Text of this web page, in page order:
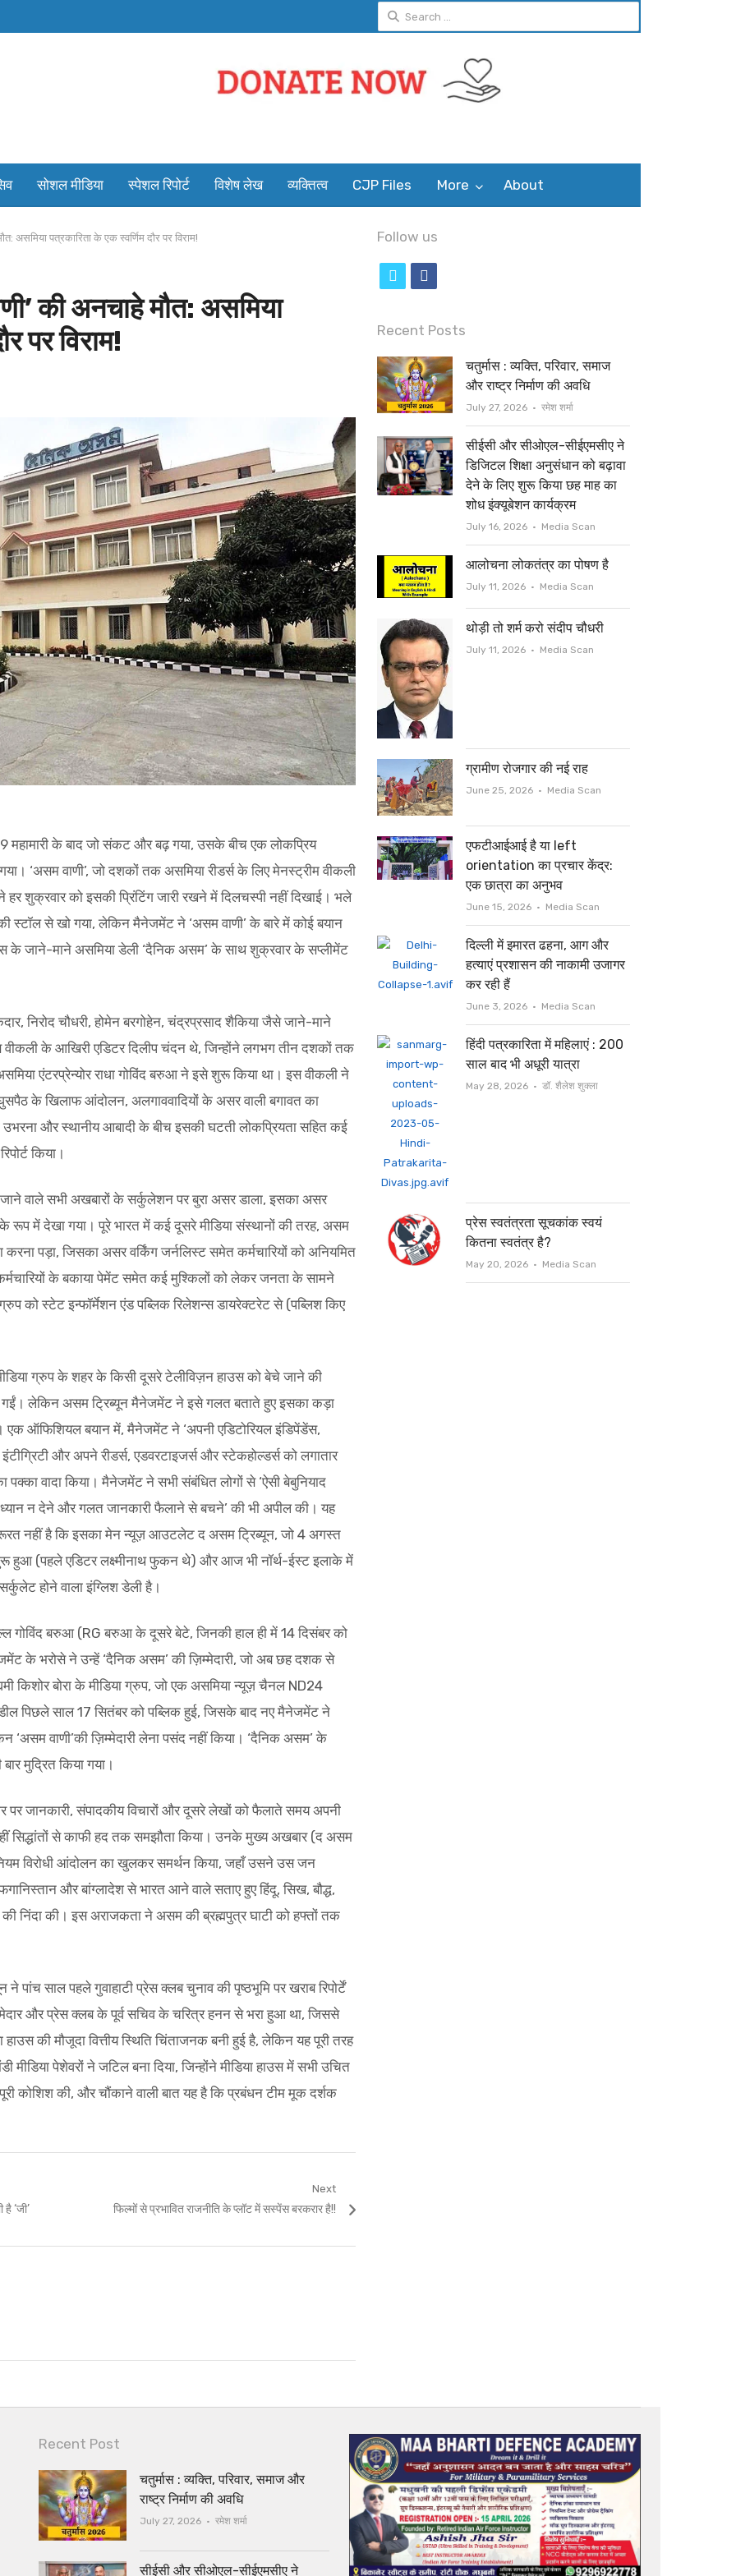
Search
for:
सोशल मीडिया स्पेशल रिपोर्ट विशेष लेख व्यक्तित्व CJP Files More About
असमिया पत्रकारिता के एक स्वर्णिम दौर पर विराम!
की अनचाहे मौत: असमिया
पर विराम!
महामारी के बाद जो संकट और बढ़ गया, उसके बीच एक लोकप्रिय
‘असम वाणी’, जो दशकों तक असमिया रीडर्स के लिए मेनस्ट्रीम वीकली
शुक्रवार को इसकी प्रिंटिंग जारी रखने में दिलचस्पी नहीं दिखाई। भले
स्टॉल से खो गया, लेकिन मैनेजमेंट ने ‘असम वाणी’ के बारे में कोई बयान
के जाने-माने असमिया डेली ‘दैनिक असम’ के साथ शुक्रवार के सप्लीमेंट
निरोद चौधरी, होमेन बरगोहेन, चंद्रप्रसाद शैकिया जैसे जाने-माने
वीकली के आखिरी एडिटर दिलीप चंदन थे, जिन्होंने लगभग तीन दशकों तक
एंटरप्रेन्योर राधा गोविंद बरुआ ने इसे शुरू किया था। इस वीकली ने
के खिलाफ आंदोलन, अलगाववादियों के असर वाली बगावत का
उभरना और स्थानीय आबादी के बीच इसकी घटती लोकप्रियता सहित कई
किया।
जाने वाले सभी अखबारों के सर्कुलेशन पर बुरा असर डाला, इसका असर
के रूप में देखा गया। पूरे भारत में कई दूसरे मीडिया संस्थानों की तरह, असम
पड़ा, जिसका असर वर्किंग जर्नलिस्ट समेत कर्मचारियों को अनियमित
के बकाया पेमेंट समेत कई मुश्किलों को लेकर जनता के सामने
को स्टेट इन्फॉर्मेशन एंड पब्लिक रिलेशन्स डायरेक्टरेट से (पब्लिश किए
ग्रुप के शहर के किसी दूसरे टेलीविज़न हाउस को बेचे जाने की
लेकिन असम ट्रिब्यून मैनेजमेंट ने इसे गलत बताते हुए इसका कड़ा
ऑफिशियल बयान में, मैनेजमेंट ने ‘अपनी एडिटोरियल इंडिपेंडेंस,
और अपने रीडर्स, एडवरटाइजर्स और स्टेकहोल्डर्स को लगातार
पक्का वादा किया। मैनेजमेंट ने सभी संबंधित लोगों से ‘ऐसी बेबुनियाद
न देने और गलत जानकारी फैलाने से बचने’ की भी अपील की। यह
नहीं है कि इसका मेन न्यूज़ आउटलेट द असम ट्रिब्यून, जो 4 अगस्त
हुआ (पहले एडिटर लक्ष्मीनाथ फुकन थे) और आज भी नॉर्थ-ईस्ट इलाके में
होने वाला इंग्लिश डेली है।
गोविंद बरुआ (RG बरुआ के दूसरे बेटे, जिनकी हाल ही में 14 दिसंबर को
के भरोसे ने उन्हें ‘दैनिक असम’ की ज़िम्मेदारी, जो अब छह दशक से
किशोर बोरा के मीडिया ग्रुप, जो एक असमिया न्यूज़ चैनल ND24
पिछले साल 17 सितंबर को पब्लिक हुई, जिसके बाद नए मैनेजमेंट ने
‘असम वाणी’की ज़िम्मेदारी लेना पसंद नहीं किया। ‘दैनिक असम’ के
मुद्रित किया गया।
पर जानकारी, संपादकीय विचारों और दूसरे लेखों को फैलाते समय अपनी
सिद्धांतों से काफी हद तक समझौता किया। उनके मुख्य अखबार (द असम
विरोधी आंदोलन का खुलकर समर्थन किया, जहाँ उसने उस जन
और बांग्लादेश से भारत आने वाले सताए हुए हिंदू, सिख, बौद्ध,
निंदा की। इस अराजकता ने असम की ब्रह्मपुत्र घाटी को हफ्तों तक
साल पहले गुवाहाटी प्रेस क्लब चुनाव की पृष्ठभूमि पर खराब रिपोर्टें
और प्रेस क्लब के पूर्व सचिव के चरित्र हनन से भरा हुआ था, जिससे
की मौजूदा वित्तीय स्थिति चिंताजनक बनी हुई है, लेकिन यह पूरी तरह
पेशेवरों ने जटिल बना दिया, जिन्होंने मीडिया हाउस में सभी उचित
कोशिश की, और चौंकाने वाली बात यह है कि प्रबंधन टीम मूक दर्शक
‘जी’
Next
Next
फिल्मों से प्रभावित राजनीति के प्लॉट में सस्पेंस बरकरार है!!
Follow us
i
t
t
e
r
c
e
b
o
o
k
Recent Posts
चतुर्मास : व्यक्ति, परिवार, समाज
और राष्ट्र निर्माण की अवधि
July 27, 2026 Author
रमेश शर्मा
सीईसी और सीओएल-सीईएमसीए ने
डिजिटल शिक्षा अनुसंधान को बढ़ावा
देने के लिए शुरू किया छह माह का
शोध इंक्यूबेशन कार्यक्रम
July 16, 2026 Author
Media Scan
आलोचना लोकतंत्र का पोषण है
July 11, 2026 Author
Media Scan
थोड़ी तो शर्म करो संदीप चौधरी
July 11, 2026 Author
Media Scan
ग्रामीण रोजगार की नई राह
June 25, 2026 Author
Media Scan
एफटीआईआई है या left
orientation का प्रचार केंद्र:
एक छात्रा का अनुभव
June 15, 2026 Author
Media Scan
दिल्ली में इमारत ढहना, आग और
हत्याएं प्रशासन की नाकामी उजागर
कर रही हैं
June 3, 2026 Author
Media Scan
हिंदी पत्रकारिता में महिलाएं : 200
साल बाद भी अधूरी यात्रा
May 28, 2026 Author
डॉ. शैलेश शुक्ला
प्रेस स्वतंत्रता सूचकांक स्वयं
कितना स्वतंत्र है?
May 20, 2026 Author
Media Scan
Recent Post
चतुर्मास : व्यक्ति, परिवार, समाज और
राष्ट्र निर्माण की अवधि
July 27, 2026 Author
रमेश शर्मा
सीईसी और सीओएल-सीईएमसीए ने